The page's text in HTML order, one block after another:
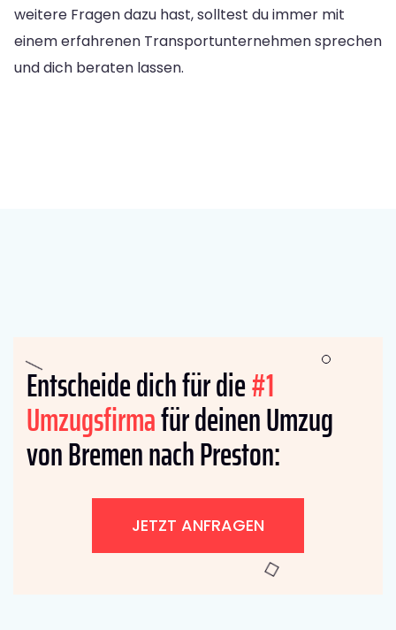
weitere Fragen dazu hast, solltest du immer mit
einem erfahrenen Transportunternehmen sprechen
und dich beraten lassen.
Entscheide dich für die#1
Umzugsfirmafür deinen Umzug
von Bremen nach Preston:
JETZT ANFRAGEN